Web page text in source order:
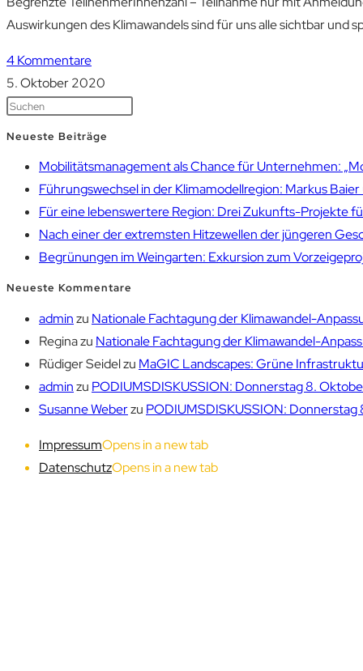
Auswirkungen des Klimawandels sind für uns alle sichtbar und
4 Kommentare
5. Oktober 2020
Neueste Beiträge
Mobilitätsmanagement als Chance für Unternehmen:
Führungswechsel in der Klimamodellregion: Markus
Für eine lebenswertere Region: Drei Zukunfts-Projekte
Nach einer der extremsten Hitzewellen der jüngeren
Begrünungen im Weingarten: Exkursion zum
Neueste Kommentare
adminzu Nationale Fachtagung der Klimawandel-
Reginazu Nationale Fachtagung der Klimawandel-
Rüdiger Seidelzu MaGIC Landscapes: Grüne
adminzu PODIUMSDISKUSSION: Donnerstag 8.
Susanne Weberzu PODIUMSDISKUSSION: Donnerstag
ImpressumOpens in a new tab
DatenschutzOpens in a new tab